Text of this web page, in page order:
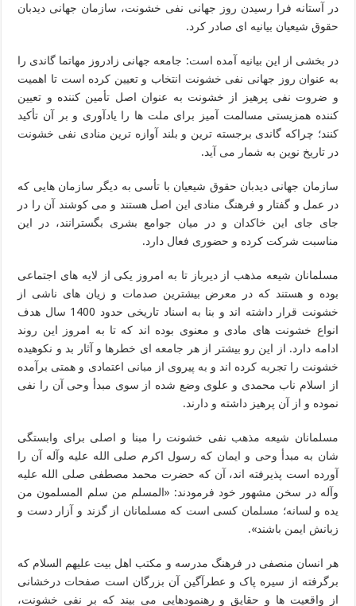
در آستانه فرا رسیدن روز جهانی نفی خشونت، سازمان جهانی دیدبان
حقوق شیعیان بیانیه ای صادر کرد.
در بخشی از این بیانیه آمده است: جامعه جهانی زادروز مهاتما گاندی را
به عنوان روز جهانی نفی خشونت انتخاب و تعیین کرده است تا اهمیت
و ضروت نفی پرهیز از خشونت به عنوان اصل تأمین کننده و تعیین
کننده همزیستی مسالمت آمیز برای ملت ها را یادآوری و بر آن تأکید
کنند؛ چراکه گاندی برجسته ترین و بلند آوازه ترین منادی نفی خشونت
در تاریخ نوین به شمار می آید.
سازمان جهانی دیدبان حقوق شیعیان با تأسی به دیگر سازمان هایی که
در عمل و گفتار و فرهنگ منادی این اصل هستند و می کوشند آن را در
جای جای این خاکدان و در میان جوامع بشری بگسترانند، در این
مناسبت شرکت کرده و حضوری فعال دارد.
مسلمانان شیعه مذهب از دیرباز تا به امروز یکی از لایه های اجتماعی
بوده و هستند که در معرض بیشترین صدمات و زیان های ناشی از
خشونت قرار داشته اند و بنا به اسناد تاریخی حدود 1400 سال هدف
انواع خشونت های مادی و معنوی بوده اند که تا به امروز این روند
ادامه دارد. از این رو بیشتر از هر جامعه ای خطرها و آثار بد و نکوهیده
خشونت را تجربه کرده اند و به پیروی از مبانی اعتمادی و همتی برآمده
از اسلام ناب محمدی و علوی وضع شده از سوی مبدأ وحی آن را نفی
نموده و از آن پرهیز داشته و دارند.
مسلمانان شیعه مذهب نفی خشونت را مبنا و اصلی برای وابستگی
شان به مبدأ وحی و ایمان که رسول اکرم صلی الله علیه وآله آن را
آورده است پذیرفته اند، آن که حضرت محمد مصطفی صلی الله علیه
وآله در سخن مشهور خود فرمودند: «المسلم من سلم المسلمون من
یده و لسانه؛ مسلمان کسی است که مسلمانان از گزند و آزار دست و
زبانش ایمن باشند».
هر انسان منصفی در فرهنگ مدرسه و مکتب اهل بیت علیهم السلام که
برگرفته از سیره پاک و عطرآگین آن بزرگان است صفحات درخشانی
از واقعیت ها و حقایق و رهنمودهایی می بیند که بر نفی خشونت،